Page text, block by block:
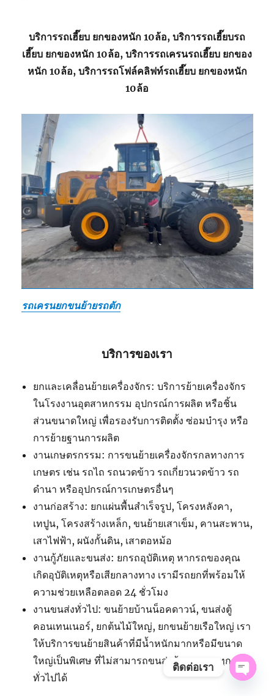
บริการรถเฮี๊ยบ ยกของหนัก 10ล้อ, บริการรถเฮี๊ยบรถ
เฮี๊ยบ ยกของหนัก 10ล้อ, บริการรถเครนรถเฮี๊ยบ ยกของ
หนัก 10ล้อ, บริการรถโฟล์คลิฟท์รถเฮี๊ยบ ยกของหนัก
10ล้อ
รถเครนยกขนย้ายรถตัก
บริการของเรา
ยกและเคลื่อนย้ายเครื่องจักร: บริการย้ายเครื่องจักร
ในโรงงานอุตสาหกรรม อุปกรณ์การผลิต หรือชิ้น
ส่วนขนาดใหญ่ เพื่อรองรับการติดตั้ง ซ่อมบำรุง หรือ
การย้ายฐานการผลิต
งานเกษตรกรรม: การขนย้ายเครื่องจักรกลทางการ
เกษตร เช่น รถไถ รถนวดข้าว รถเกี่ยวนวดข้าว รถ
ดำนา หรืออุปกรณ์การเกษตรอื่นๆ
งานก่อสร้าง: ยกแผ่นพื้นสำเร็จรูป, โครงหลังคา,
เทปูน, โครงสร้างเหล็ก, ขนย้ายเสาเข็ม, คานสะพาน,
เสาไฟฟ้า, ผนังกั้นดิน, เสาตอหม้อ
งานกู้ภัยและขนส่ง: ยกรถอุบัติเหตุ หากรถของคุณ
เกิดอุบัติเหตุหรือเสียกลางทาง เรามีรถยกที่พร้อมให้
ความช่วยเหลือตลอด 24 ชั่วโมง
งานขนส่งทั่วไป: ขนย้ายบ้านน็อคดาวน์, ขนส่งตู้
คอนเทนเนอร์, ยกต้นไม้ใหญ่, ยกขนย้ายเรือใหญ่ เรา
ให้บริการขนย้ายสินค้าที่มีน้ำหนักมากหรือมีขนาด
ใหญ่เป็นพิเศษ ที่ไม่สามารถขนส่งด้วยรถบรรทุก
ทั่วไปได้
ติดต่อเรา
OPEN